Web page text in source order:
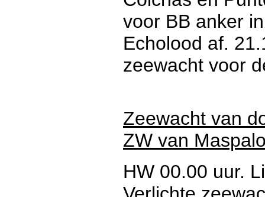
voor BB anker
Echolood af.
zeewacht voor
Zeewacht van
ZW van
HW 00.00 uur.